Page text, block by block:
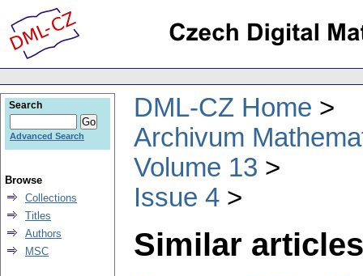
DML-CZ Home
Archivum
Volume 13
Issue 4
Similar
Search
Advanced Search
Browse
Collections
Titles
Authors
MSC